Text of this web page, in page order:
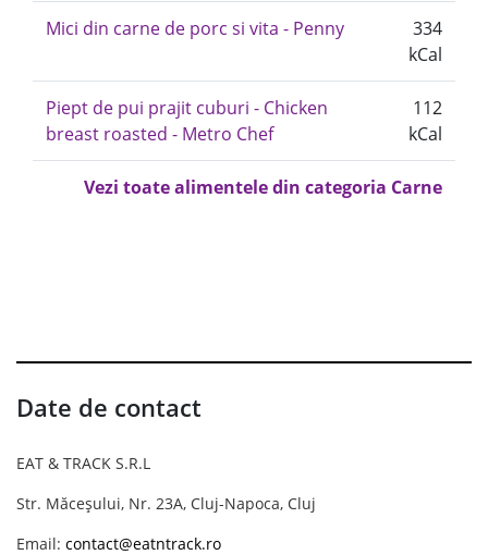
Mici din carne de porc si vita - Penny
334
kCal
Piept de pui prajit cuburi - Chicken
breast roasted - Metro Chef
112
kCal
Vezi toate alimentele din categoria Carne
Date de contact
EAT & TRACK S.R.L
Str. Măceșului, Nr. 23A, Cluj-Napoca, Cluj
Email: contact@eatntrack.ro